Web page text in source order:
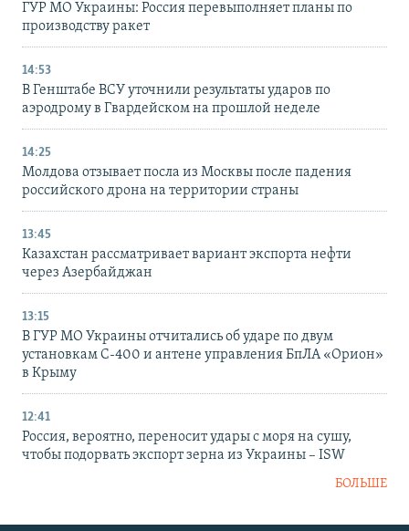
ГУР МО Украины: Россия перевыполняет планы по
производству ракет
14:53
В Генштабе ВСУ уточнили результаты ударов по
аэродрому в Гвардейском на прошлой неделе
14:25
Молдова отзывает посла из Москвы после падения
российского дрона на территории страны
13:45
Казахстан рассматривает вариант экспорта нефти
через Азербайджан
13:15
В ГУР МО Украины отчитались об ударе по двум
установкам С-400 и антене управления БпЛА «Орион»
в Крыму
12:41
Россия, вероятно, переносит удары с моря на сушу,
чтобы подорвать экспорт зерна из Украины – ISW
БОЛЬШЕ